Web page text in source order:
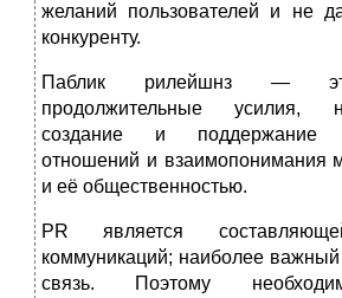
желаний пользователей и не
конкуренту.
Паблик рилейшнз —
продолжительные усилия,
создание и поддержание
отношений и взаимопонимания
и её общественностью.
PR является
коммуникаций; наиболее
связь. Поэтому